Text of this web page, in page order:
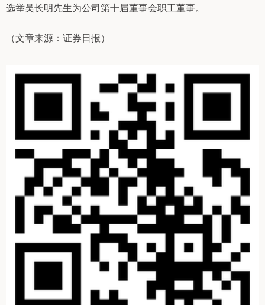
选举吴长明先生为公司第十届董事会职工董事。
（文章来源：证券日报）